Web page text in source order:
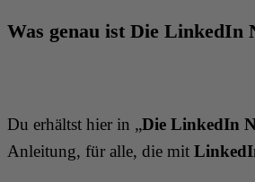
Was genau ist Die LinkedIn
Du erhältst hier in „Die LinkedIn
Anleitung, für alle, die mit